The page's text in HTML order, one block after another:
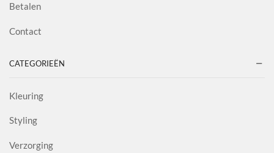
Betalen
Contact
CATEGORIEËN
Kleuring
Styling
Verzorging